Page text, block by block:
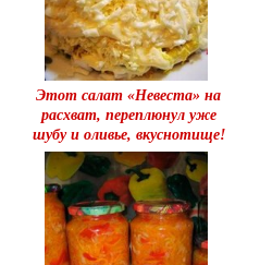
Этот салат «Невестa» на
расхват, переплюнул уже
шубу и oливье, вкуснотище!